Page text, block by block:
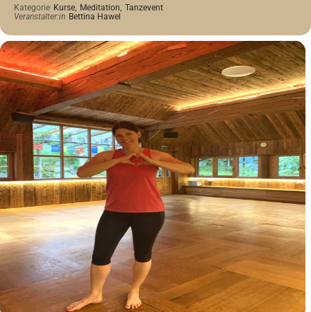
Kategorie Kurse, Meditation, Tanzevent
Veranstalter:in Bettina Hawel